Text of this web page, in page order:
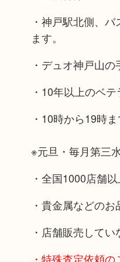
・神戸駅北側、
ます。
・デュオ神戸山
・10年以上のベ
・10時から19時
※元旦・毎月第三
・全国1000店舗
・貴金属などの
・店舗販売して
・特殊査定依頼